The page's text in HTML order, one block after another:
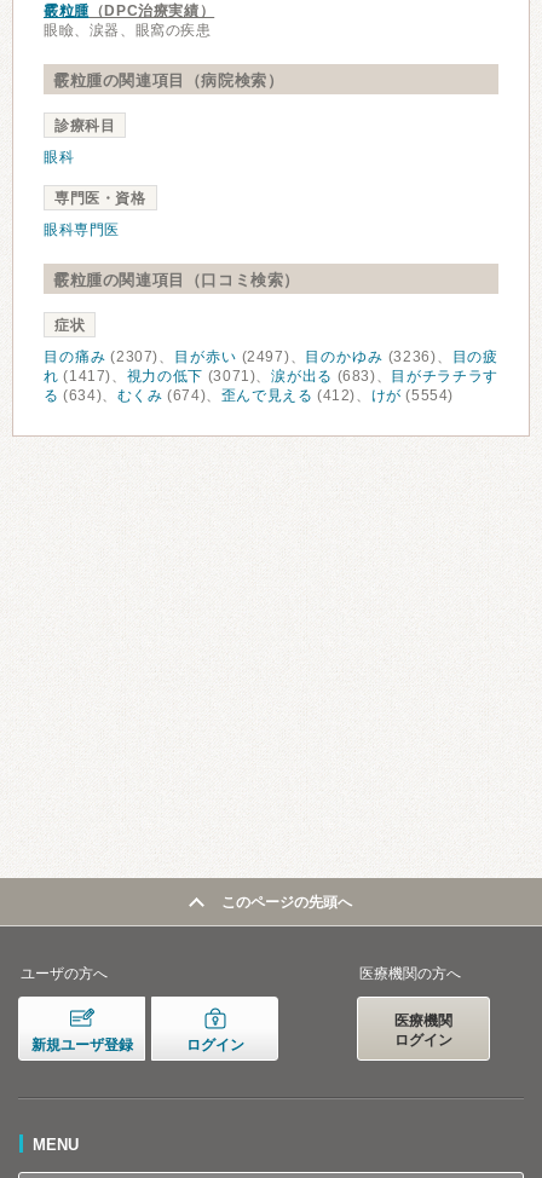
霰粒腫（DPC治療実績）
眼瞼、涙器、眼窩の疾患
霰粒腫の関連項目（病院検索）
診療科目
眼科
専門医・資格
眼科専門医
霰粒腫の関連項目（口コミ検索）
症状
目の痛み (2307)、 目が赤い (2497)、 目のかゆみ (3236)、
目の疲
れ (1417)、 視力の低下 (3071)、涙が出る (683)、
目がチラチラす
る (634)、 むくみ (674)、 歪んで見える (412)、 けが (5554)
このページの先頭へ
ユーザの方へ
新規ユーザ登録 ログイン
医療機関の方へ
医療機関
ログイン
MENU